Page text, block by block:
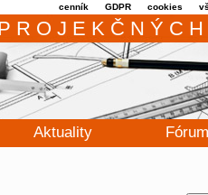
cenník GDPR cookies
Aktuality Fórum